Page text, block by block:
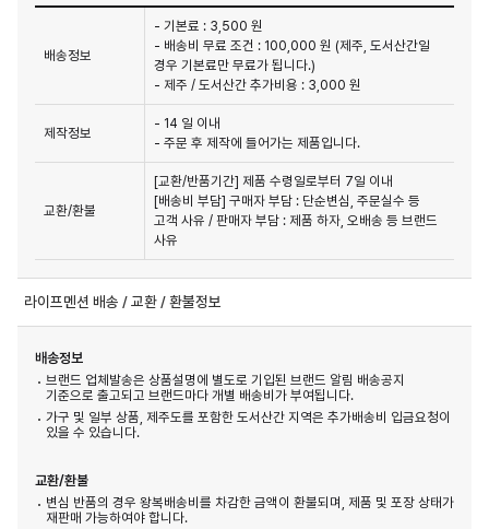
배송정보
- 기본료 : 3,500 원
- 배송비 무료 조건 : 100,000 원 (제주, 도서산간일
경우 기본료만 무료가 됩니다.)
- 제주 / 도서산간 추가비용 : 3,000 원
제작정보
- 14 일 이내
- 주문 후 제작에 들어가는 제품입니다.
교환/환불
[교환/반품기간] 제품 수령일로부터 7일 이내
[배송비 부담] 구매자 부담 : 단순변심, 주문실수 등
고객 사유 / 판매자 부담 : 제품 하자, 오배송 등 브랜드
사유
라이프멘션 배송 / 교환 / 환불정보
배송정보
브랜드 업체발송은 상품설명에 별도로 기입된 브랜드 알림 배송공지
기준으로 출고되고 브랜드마다 개별 배송비가 부여됩니다.
가구 및 일부 상품, 제주도를 포함한 도서산간 지역은 추가배송비 입금요청이
있을 수 있습니다.
교환/환불
변심 반품의 경우 왕복배송비를 차감한 금액이 환불되며, 제품 및 포장 상태가
재판매 가능하여야 합니다.